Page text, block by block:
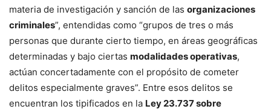
materia de investigación y sanción de las organizaciones
criminales”, entendidas como “grupos de tres o más
personas que durante cierto tiempo, en áreas geográficas
determinadas y bajo ciertas modalidades operativas,
actúan concertadamente con el propósito de cometer
delitos especialmente graves”. Entre esos delitos se
encuentran los tipificados en la Ley 23.737 sobre